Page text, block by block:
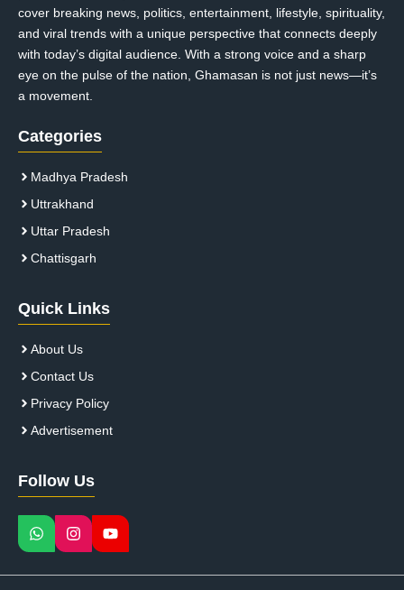
cover breaking news, politics, entertainment, lifestyle, spirituality,
and viral trends with a unique perspective that connects deeply
with today’s digital audience. With a strong voice and a sharp
eye on the pulse of the nation, Ghamasan is not just news—it’s
a movement.
Categories
Madhya Pradesh
Uttrakhand
Uttar Pradesh
Chattisgarh
Quick Links
About Us
Contact Us
Privacy Policy
Advertisement
Follow Us